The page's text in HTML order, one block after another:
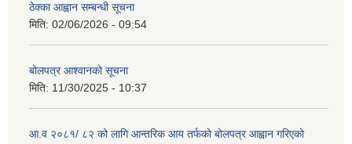
ठेक्का आह्वान सम्बन्धी सूचना
मिति: 02/06/2026 - 09:54
बोलपत्र आश्वानको सूचना
मिति: 11/30/2025 - 10:37
आ.व २०८१/ ८२ को लागि आन्तरिक आय तर्फको बोलपत्र आह्वान गरिएको